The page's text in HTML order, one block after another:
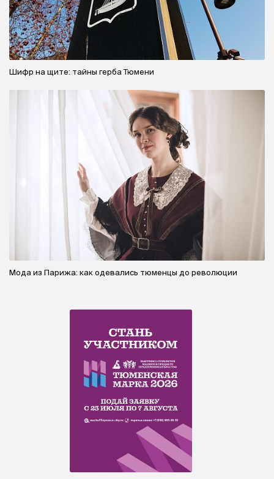
Шифр на щите: тайны герба Тюмени
Мода из Парижа: как одевались тюменцы до революции